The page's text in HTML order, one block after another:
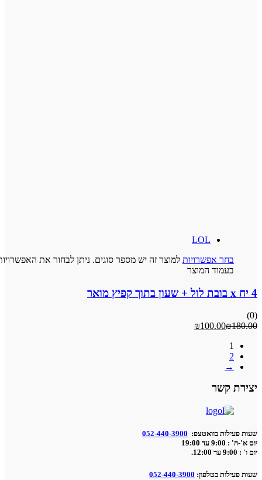
אפשרויות למוצר זה יש מספר סוגים. ניתן לבחור את האפשרויות
המוצר
₪
בוואטצפ:052-440-3900
בטלפון:052-440-3900